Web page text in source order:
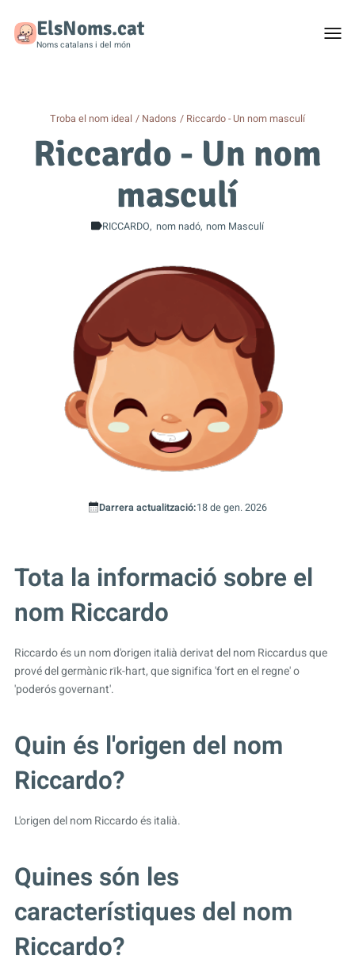
ElsNoms.cat
Noms catalans i del món
Troba el nom ideal Nadons Riccardo - Un nom masculí
Riccardo - Un nom
masculí
RICCARDO nom nadó nom Masculí
Darrera actualització:18 de gen. 2026
Tota la informació sobre el
nom Riccardo
Riccardo és un nom d'origen italià derivat del nom Riccardus que
prové del germànic rīk-hart, que significa 'fort en el regne' o
'poderós governant'.
Quin és l'origen del nom
Riccardo?
L'origen del nom Riccardo és italià.
Quines són les
característiques del nom
Riccardo?